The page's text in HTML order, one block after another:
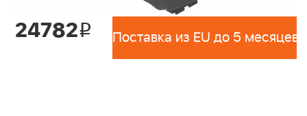
24782i Поставка из EU до 5 месяцев